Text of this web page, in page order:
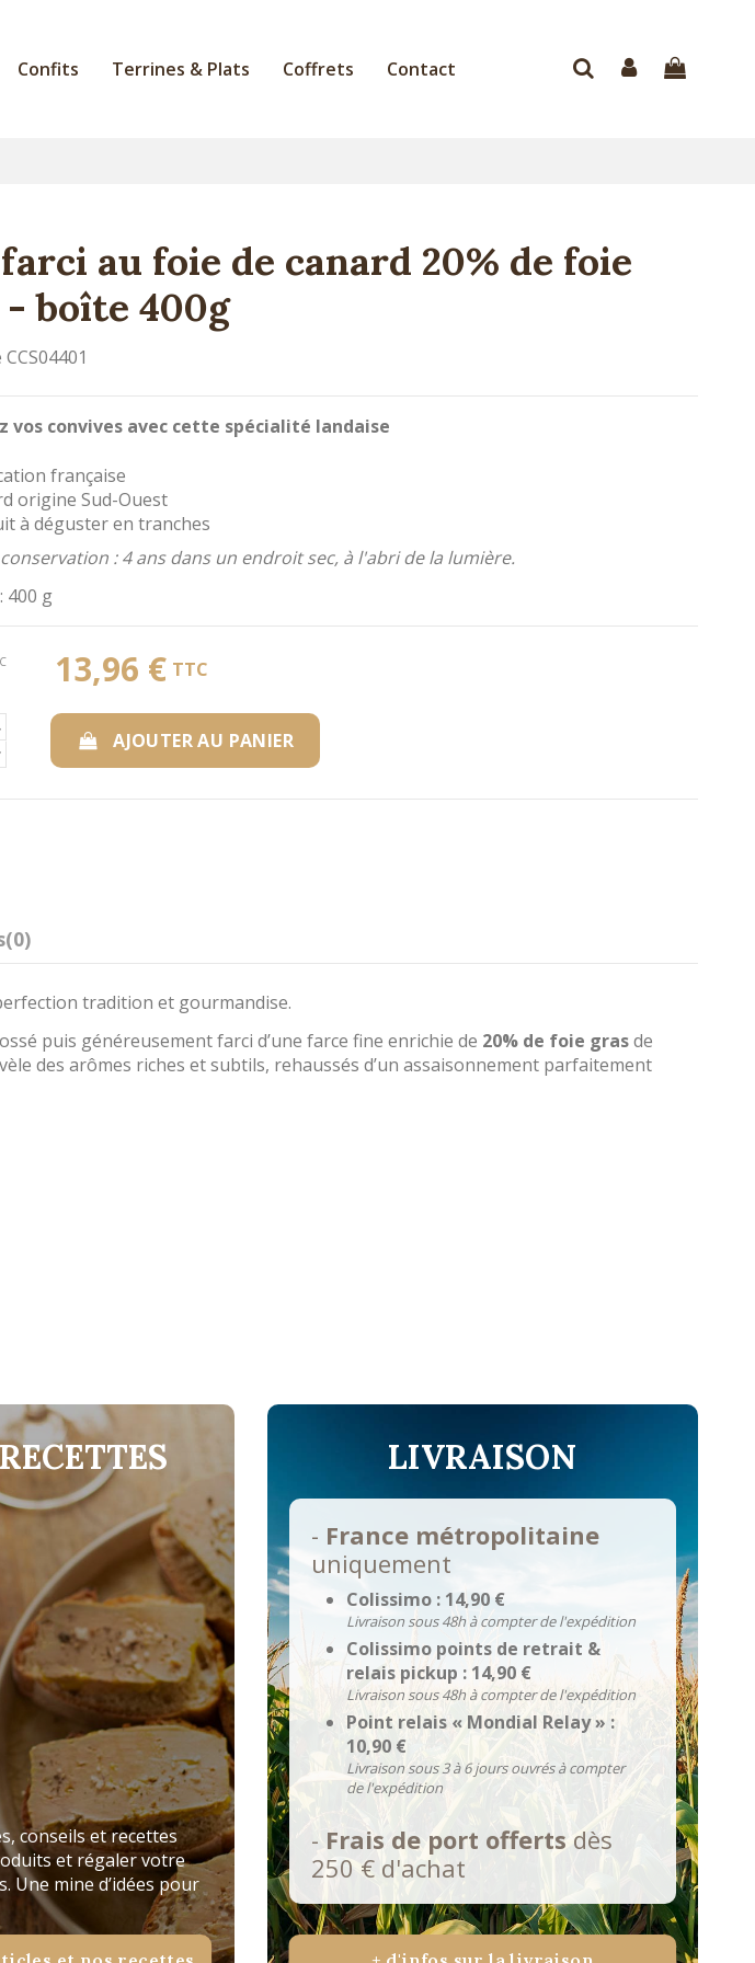
Confits Terrines & Plats Coffrets Contact
au foie de canard 20% de foie
- boîte 400g
CCS04401
vos convives avec cette spécialité landaise
française
origine Sud-Ouest
à déguster en tranches
: 4 ans dans un endroit sec, à l'abri de la lumière.
400 g
13,96 € TTC
AJOUTER AU PANIER
(0)
tradition et gourmandise.
puis généreusement farci d’une farce fine enrichie de 20% de foie grasde
des arômes riches et subtils, rehaussés d’un assaisonnement parfaitement
conseils et recettes
et régaler votre
Une mine d’idées pour
LIVRAISON
- France métropolitaine
uniquement
Colissimo : 14,90 €
Livraison sous 48h à compter de l'expédition
Colissimo points de retrait &
relais pickup : 14,90 €
Livraison sous 48h à compter de l'expédition
Point relais « Mondial Relay » :
10,90 €
Livraison sous 3 à 6 jours ouvrés à compter
de l'expédition
- Frais de port offerts dès
250 € d'achat